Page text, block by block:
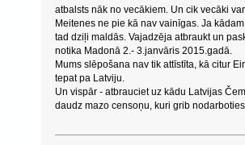
atbalsts nāk no vecākiem. Un cik vecāki
Meitenes ne pie kā nav vainīgas. Ja
tad dziļi maldās. Vajadzēja atbraukt un
notika Madonā 2.- 3.janvāris 2015.gadā.
Mums slēpošana nav tik attīstīta, kā citur
tepat pa Latviju.
Un vispār - atbrauciet uz kādu Latvijas
daudz mazo censoņu, kuri grib